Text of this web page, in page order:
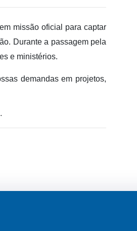
missão oficial para captar
Durante a passagem pela
e ministérios.
demandas em projetos,